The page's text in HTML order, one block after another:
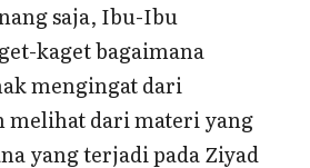
saja, Ibu-Ibu
kaget bagaimana
mengingat dari
melihat dari materi yang
yang terjadi pada Ziyad